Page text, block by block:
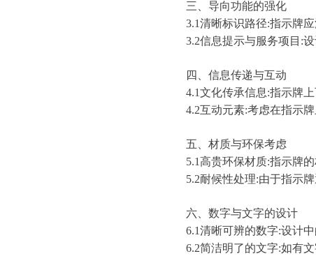
三、导向功能的强化
3.1清晰标识路径:指示牌应
3.2信息提示与服务项目:设
四、信息传递与互动
4.1文化传承信息:指示牌上
4.2互动元素:考虑在指示牌
五、材质与环保考虑
5.1高贵环保材质:指示牌的
5.2耐候性处理:由于指示牌
六、数字与文字的设计
6.1清晰可辨的数字:设计中
6.2简洁明了的文字:如有文